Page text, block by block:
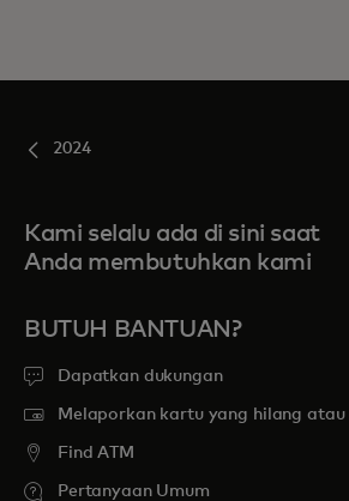
2024
Kami selalu ada di sini saat
Anda membutuhkan kami
BUTUH BANTUAN?
Dapatkan dukungan
Melaporkan kartu yang hilang atau
Find ATM
Pertanyaan Umum